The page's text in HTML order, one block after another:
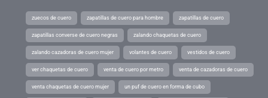
zuecos de cuero zapatillas de cuero para hombre zapatillas de cuero
zapatillas converse de cuero negras zalando chaquetas de cuero
zalando cazadoras de cuero mujer volantes de cuero vestidos de cuero
ver chaquetas de cuero venta de cuero por metro venta de cazadoras de cuero
venta chaquetas de cuero mujer un puf de cuero en forma de cubo